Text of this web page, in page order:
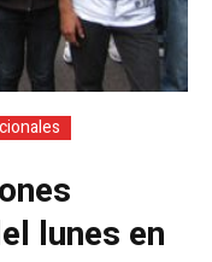
lunes en